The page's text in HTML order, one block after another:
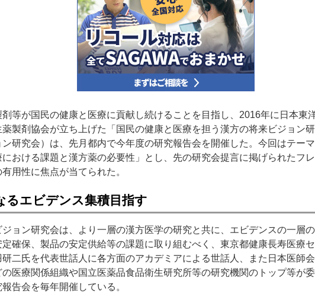
等が国民の健康と医療に貢献し続けることを目指し、2016年に日本東
薬製剤協会が立ち上げた「国民の健康と医療を担う漢方の将来ビジョン
研究会）は、先月都内で今年度の研究報告会を開催した。今回はテー
おける課題と漢方薬の必要性」とし、先の研究会提言に掲げられたフ
用性に焦点が当てられた。
るエビデンス集積目指す
ョン研究会は、より一層の漢方医学の研究と共に、エビデンスの一層
定確保、製品の安定供給等の課題に取り組むべく、東京都健康長寿医療
二氏を代表世話人に各方面のアカデミアによる世話人、また日本医師
の医療関係組織や国立医薬品食品衛生研究所等の研究機関のトップ等が
告会を毎年開催している。